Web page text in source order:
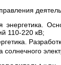
энергетика.
110-220 кВ;
солнечного